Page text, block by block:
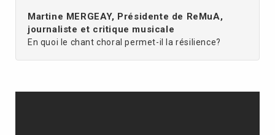
Martine MERGEAY, Présidente de ReMuA,
journaliste et critique musicale
En quoi le chant choral permet-il la résilience?